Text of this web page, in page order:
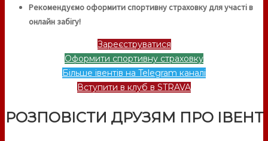
Рекомендуємо оформити спортивну страховку для участі в
онлайн забігу!
Зареєструватися
Оформити спортивну страховку
Більше івентів на Telegram каналі
Вступити в клуб в STRAVA
РОЗПОВІСТИ ДРУЗЯМ ПРО ІВЕНТ